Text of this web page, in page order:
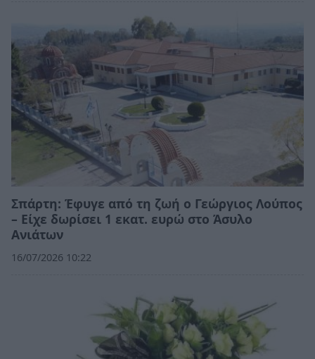
Σπάρτη: Έφυγε από τη ζωή ο Γεώργιος Λούπος
– Είχε δωρίσει 1 εκατ. ευρώ στο Άσυλο
Ανιάτων
16/07/2026 10:22